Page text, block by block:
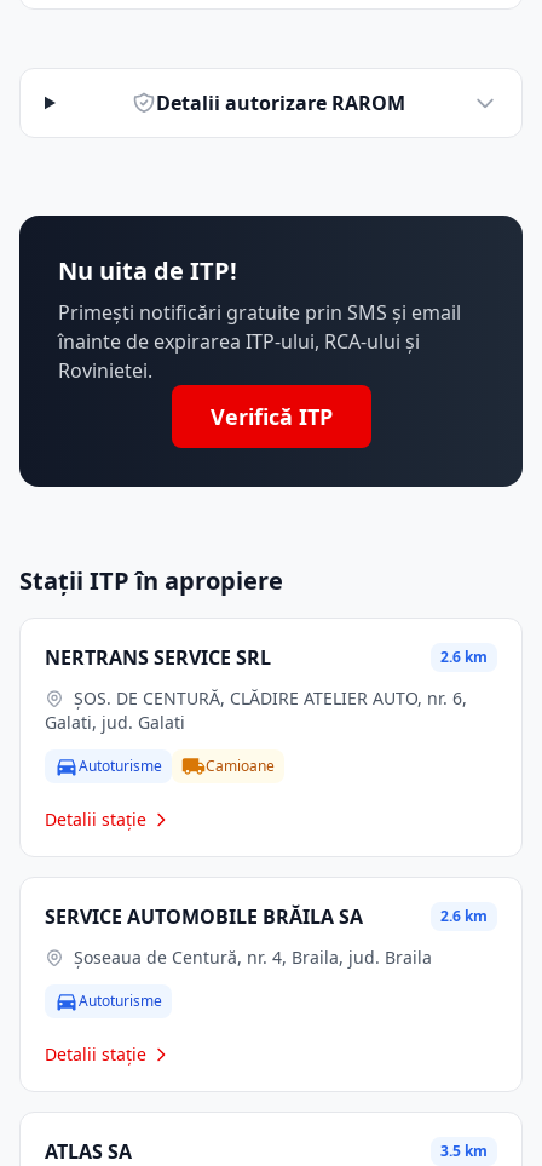
Detalii autorizare RAROM
Nu uita de ITP!
Primești notificări gratuite prin SMS și email
înainte de expirarea ITP-ului, RCA-ului și
Rovinietei.
Verifică ITP
Stații ITP în apropiere
NERTRANS SERVICE SRL 2.6 km
Galati, jud. Galati
Autoturisme Camioane
Detalii stație
SERVICE AUTOMOBILE BRĂILA SA 2.6 km
Şoseaua de Centură, nr. 4, Braila, jud. Braila
Autoturisme
Detalii stație
ATLAS SA 3.5 km